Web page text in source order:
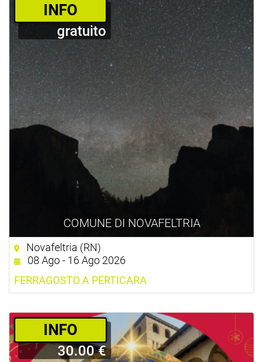
COMUNE DI NOVAFELTRIA
­INFO
gratuito
Novafeltria (RN)
08 Ago - 16 Ago 2026
FERRAGOSTO A PERTICARA
­INFO
30.00 €